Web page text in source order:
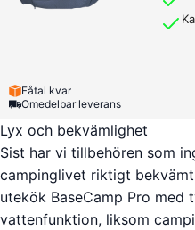
Fåtal kvar
Omedelbar leverans
Lyx och bekvämlighet
Sist har vi tillbehören som
campinglivet riktigt
utekök BaseCamp Pro med
vattenfunktion, liksom